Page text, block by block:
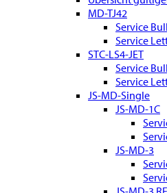
MD-TJ42
Service
Service
STC-LS4-JET
Service
Service
JS-MD-Single
JS-MD-1C
JS-MD-3